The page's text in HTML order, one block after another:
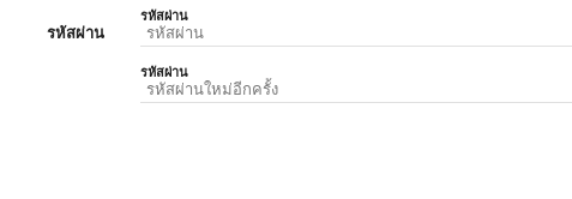
รหัสผ่าน
รหัสผ่าน
รหัสผ่าน